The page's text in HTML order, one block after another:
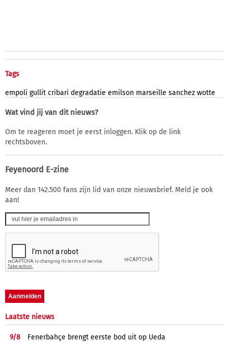
Tags
empoli gullit cribari degradatie emilson marseille sanchez wotte
Wat vind jij van dit nieuws?
Om te reageren moet je eerst inloggen. Klik op de link
rechtsboven.
Feyenoord E-zine
Meer dan 142.500 fans zijn lid van onze nieuwsbrief. Meld je ook
aan!
Laatste nieuws
9/8
Fenerbahçe brengt eerste bod uit op Ueda